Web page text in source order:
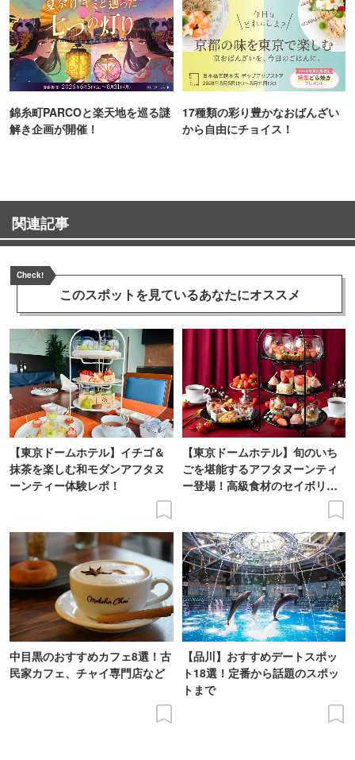
錦糸町PARCOと楽天地を巡る謎
解き企画が開催！
17種類の彩り豊かなおばんざい
から自由にチョイス！
関連記事
Check!
このスポットを見ているあなたにオススメ
【東京ドームホテル】イチゴ＆
抹茶を楽しむ和モダンアフタヌ
ーンティー体験レポ！
【東京ドームホテル】旬のいち
ごを堪能するアフタヌーンティ
ー登場！高級食材のセイボリー
中目黒のおすすめカフェ8選！古
民家カフェ、チャイ専門店など
【品川】おすすめデートスポッ
ト18選！定番から話題のスポッ
トまで